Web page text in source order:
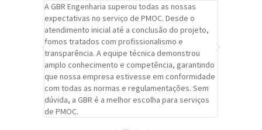
A GBR Engenharia superou todas as nossas
expectativas no serviço de PMOC. Desde o
atendimento inicial até a conclusão do projeto,
fomos tratados com profissionalismo e
transparência. A equipe técnica demonstrou
amplo conhecimento e competência, garantindo
que nossa empresa estivesse em conformidade
com todas as normas e regulamentações. Sem
dúvida, a GBR é a melhor escolha para serviços
de PMOC.